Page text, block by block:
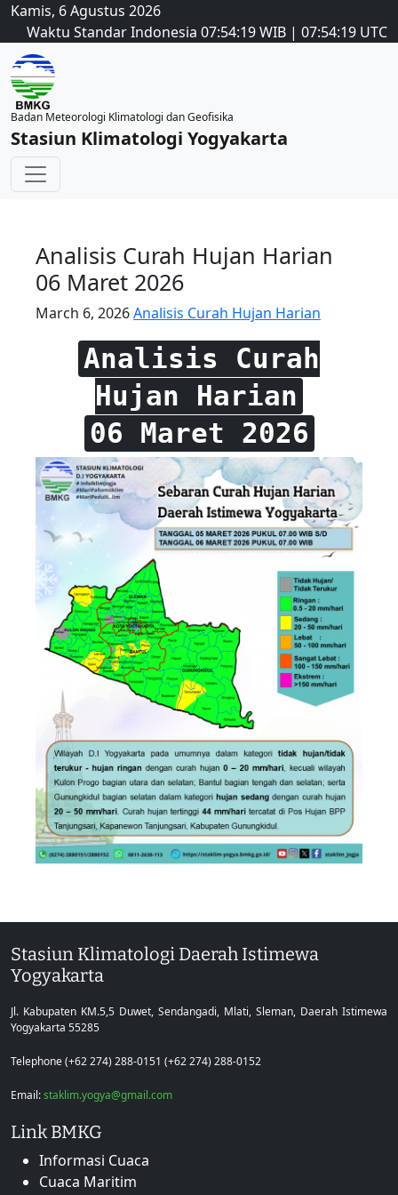
Kamis, 6 Agustus 2026
Waktu Standar Indonesia 07:54:20WIB | 07:54:20 UTC
Badan Meteorologi Klimatologi dan Geofisika
Stasiun Klimatologi Yogyakarta
Analisis Curah Hujan Harian
06 Maret 2026
March 6, 2026Analisis Curah Hujan Harian
Analisis Curah
Hujan Harian
06 Maret 2026
Stasiun Klimatologi Daerah Istimewa
Yogyakarta
Jl. Kabupaten KM.5,5 Duwet, Sendangadi, Mlati, Sleman, Daerah Istimewa
Yogyakarta 55285
Telephone (+62 274) 288-0151 (+62 274) 288-0152
Email:staklim.yogya@gmail.com
Link BMKG
Informasi Cuaca
Cuaca Maritim